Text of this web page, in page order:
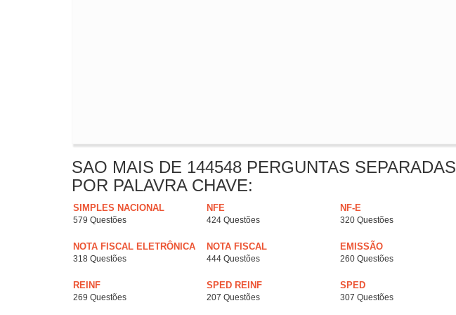
SAO MAIS DE 144548 PERGUNTAS SEPARADAS
POR PALAVRA CHAVE:
SIMPLES NACIONAL
579 Questões
NFE
424 Questões
NF-E
320 Questões
NOTA FISCAL ELETRÔNICA
318 Questões
NOTA FISCAL
444 Questões
EMISSÃO
260 Questões
REINF
269 Questões
SPED REINF
207 Questões
SPED
307 Questões